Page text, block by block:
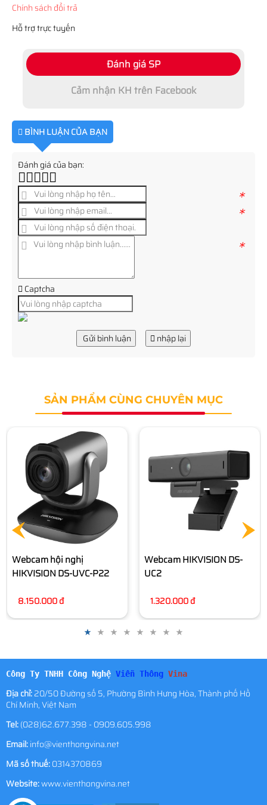
Chính sách đổi trả
Hỗ trợ trực tuyến
Đánh giá SP
Cảm nhận KH trên Facebook
BÌNH LUẬN CỦA BẠN
Đánh giá của bạn:
*
*
*
Captcha
Gửi bình luận nhập lại
SẢN PHẨM CÙNG CHUYÊN MỤC
Webcam HIKVISION DS-
UC2
1.320.000 đ
HIKVISION DS-UL2
1.940.000 đ
Công Ty TNHH Công Nghệ Viễn Thông Vina
Địa chỉ:20/50 Đường số 5, Phường Bình Hưng Hòa, Thành phố Hồ
Chí Minh, Việt Nam
Tel:(028)62.677.398 - 0909.605.998
Email:info@vienthongvina.net
Mã số thuế:0314370869
Website:www.vienthongvina.net